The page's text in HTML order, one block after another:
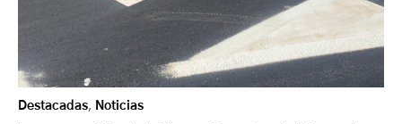
Destacadas, Noticias